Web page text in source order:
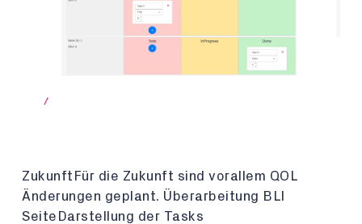
/
ZukunftFür die Zukunft sind vorallem QOL
Änderungen geplant. Überarbeitung BLI
SeiteDarstellung der Tasks